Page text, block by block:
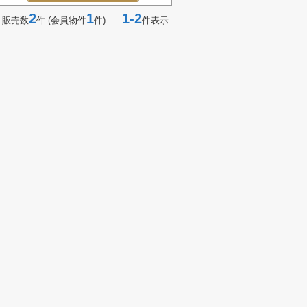
売数2件 (会員物件1件) 1-2件表示